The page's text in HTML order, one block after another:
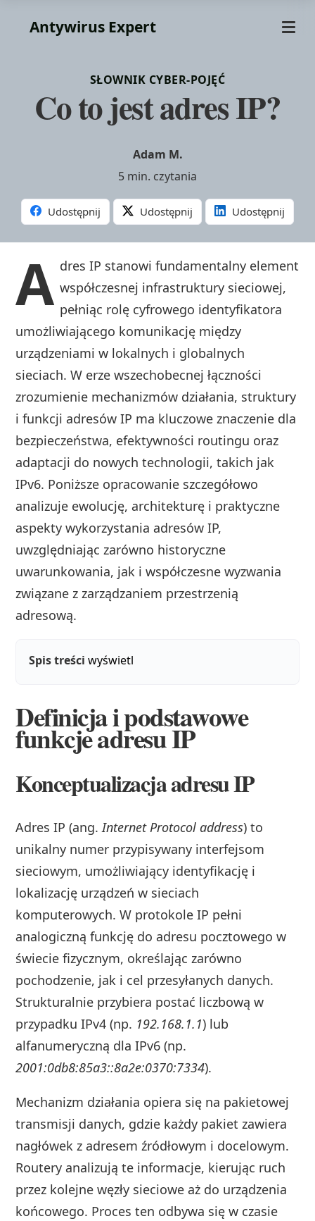
Antywirus Expert
SŁOWNIK CYBER-POJĘĆ
Co to jest adres IP?
Adam M.
5 min. czytania
Udostępnij Udostępnij Udostępnij
A dres IP stanowi fundamentalny element
współczesnej infrastruktury sieciowej,
pełniąc rolę cyfrowego identyfikatora
umożliwiającego komunikację między
urządzeniami w lokalnych i globalnych
sieciach. W erze wszechobecnej łączności
zrozumienie mechanizmów działania, struktury
i funkcji adresów IP ma kluczowe znaczenie dla
bezpieczeństwa, efektywności routingu oraz
adaptacji do nowych technologii, takich jak
IPv6. Poniższe opracowanie szczegółowo
analizuje ewolucję, architekturę i praktyczne
aspekty wykorzystania adresów IP,
uwzględniając zarówno historyczne
uwarunkowania, jak i współczesne wyzwania
związane z zarządzaniem przestrzenią
adresową.
Spis treści wyświetl
Definicja i podstawowe
funkcje adresu IP
Konceptualizacja adresu IP
Adres IP (ang.Internet Protocol address) to
unikalny numer przypisywany interfejsom
sieciowym, umożliwiający identyfikację i
lokalizację urządzeń w sieciach
komputerowych. W protokole IP pełni
analogiczną funkcję do adresu pocztowego w
świecie fizycznym, określając zarówno
pochodzenie, jak i cel przesyłanych danych.
Strukturalnie przybiera postać liczbową w
przypadku IPv4 (np. 192.168.1.1) lub
alfanumeryczną dla IPv6 (np.
2001:0db8:85a3::8a2e:0370:7334).
Mechanizm działania opiera się na pakietowej
transmisji danych, gdzie każdy pakiet zawiera
nagłówek z adresem źródłowym i docelowym.
Routery analizują te informacje, kierując ruch
przez kolejne węzły sieciowe aż do urządzenia
końcowego. Proces ten odbywa się w czasie